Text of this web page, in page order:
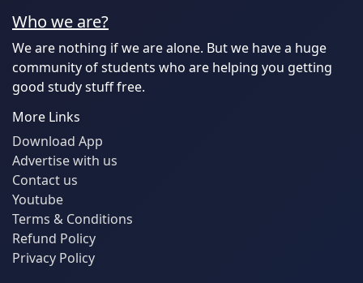
Who we are?
We are nothing if we are alone. But we have a huge
community of students who are helping you getting
good study stuff free.
More Links
Download App
Advertise with us
Contact us
Youtube
Terms & Conditions
Refund Policy
Privacy Policy